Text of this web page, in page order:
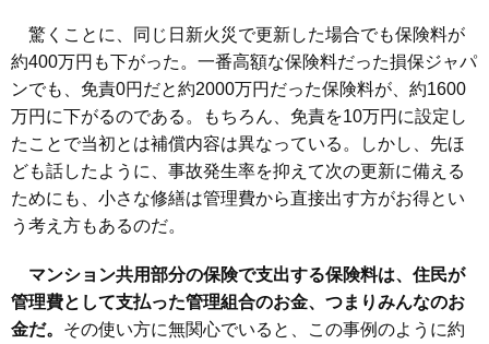
驚くことに、同じ日新火災で更新した場合でも保険料が
約400万円も下がった。一番高額な保険料だった損保ジャパ
ンでも、免責0円だと約2000万円だった保険料が、約1600
万円に下がるのである。もちろん、免責を10万円に設定し
たことで当初とは補償内容は異なっている。しかし、先ほ
ども話したように、事故発生率を抑えて次の更新に備える
ためにも、小さな修繕は管理費から直接出す方がお得とい
う考え方もあるのだ。
マンション共用部分の保険で支出する保険料は、住民が
管理費として支払った管理組合のお金、つまりみんなのお
金だ。 その使い方に無関心でいると、この事例のように約